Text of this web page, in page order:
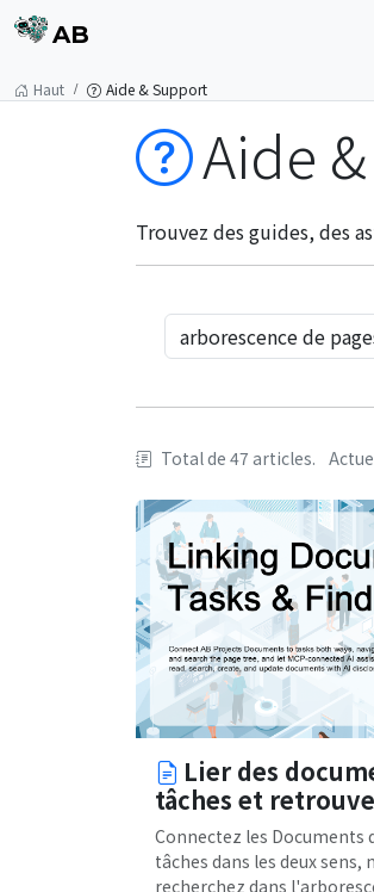
AB
Haut Aide & Support
Aide
Trouvez des guides, des
Total de 47 articles.
Lier des
tâches et
Connectez les Documents
tâches dans les deux sens,
recherchez dans